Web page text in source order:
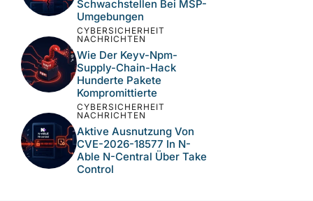
Schwachstellen Bei MSP-
Umgebungen
CYBERSICHERHEIT
NACHRICHTEN
Wie Der Keyv-Npm-
Supply-Chain-Hack
Hunderte Pakete
Kompromittierte
CYBERSICHERHEIT
NACHRICHTEN
Aktive Ausnutzung Von
CVE-2026-18577 In N-
Able N-Central Über Take
Control